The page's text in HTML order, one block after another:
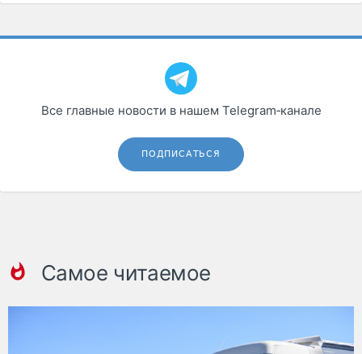
Топливо, масла и
Все главные новости в нашем Telegram‑канале
ПОДПИСАТЬСЯ
Самое читаемое